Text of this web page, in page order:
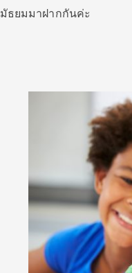
มัธยมมาฝากกันค่ะ